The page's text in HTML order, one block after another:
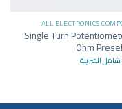
ALL ELECTRONICS
Single Turn
Ohm
شامل الضريبة